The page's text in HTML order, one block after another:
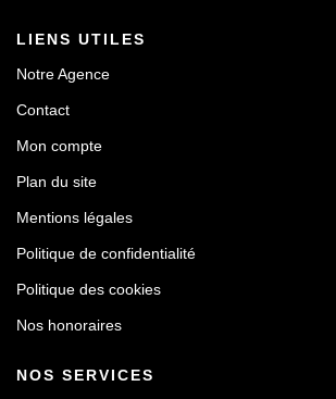
LIENS UTILES
Notre Agence
Contact
Mon compte
Plan du site
Mentions légales
Politique de confidentialité
Politique des cookies
Nos honoraires
NOS SERVICES